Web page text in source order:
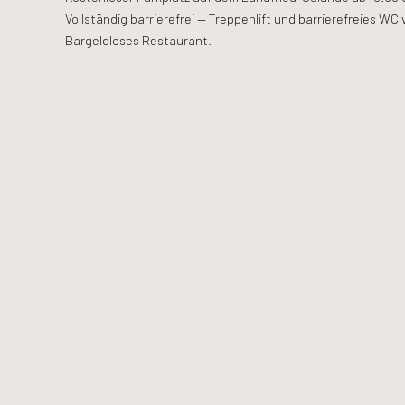
Vollständig barrierefrei — Treppenlift und barrierefreies WC
Bargeldloses Restaurant.